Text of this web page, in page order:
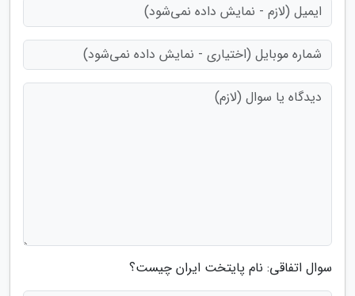
سوال اتفاقی: نام پایتخت ایران چیست؟